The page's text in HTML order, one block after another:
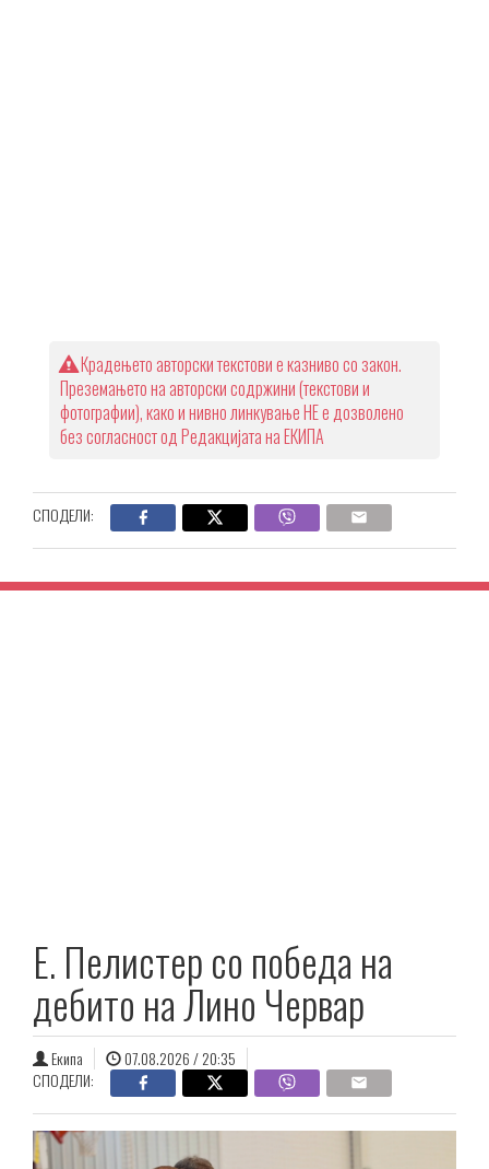
Крадењето авторски текстови е казниво со закон.
Преземањето на авторски содржини (текстови и
фотографии), како и нивно линкување НЕ е дозволено
без согласност од Редакцијата на ЕКИПА
СПОДЕЛИ:
E. Пелистер со победа на
дебито на Лино Червар
Екипа
07.08.2026 / 20:35
СПОДЕЛИ: